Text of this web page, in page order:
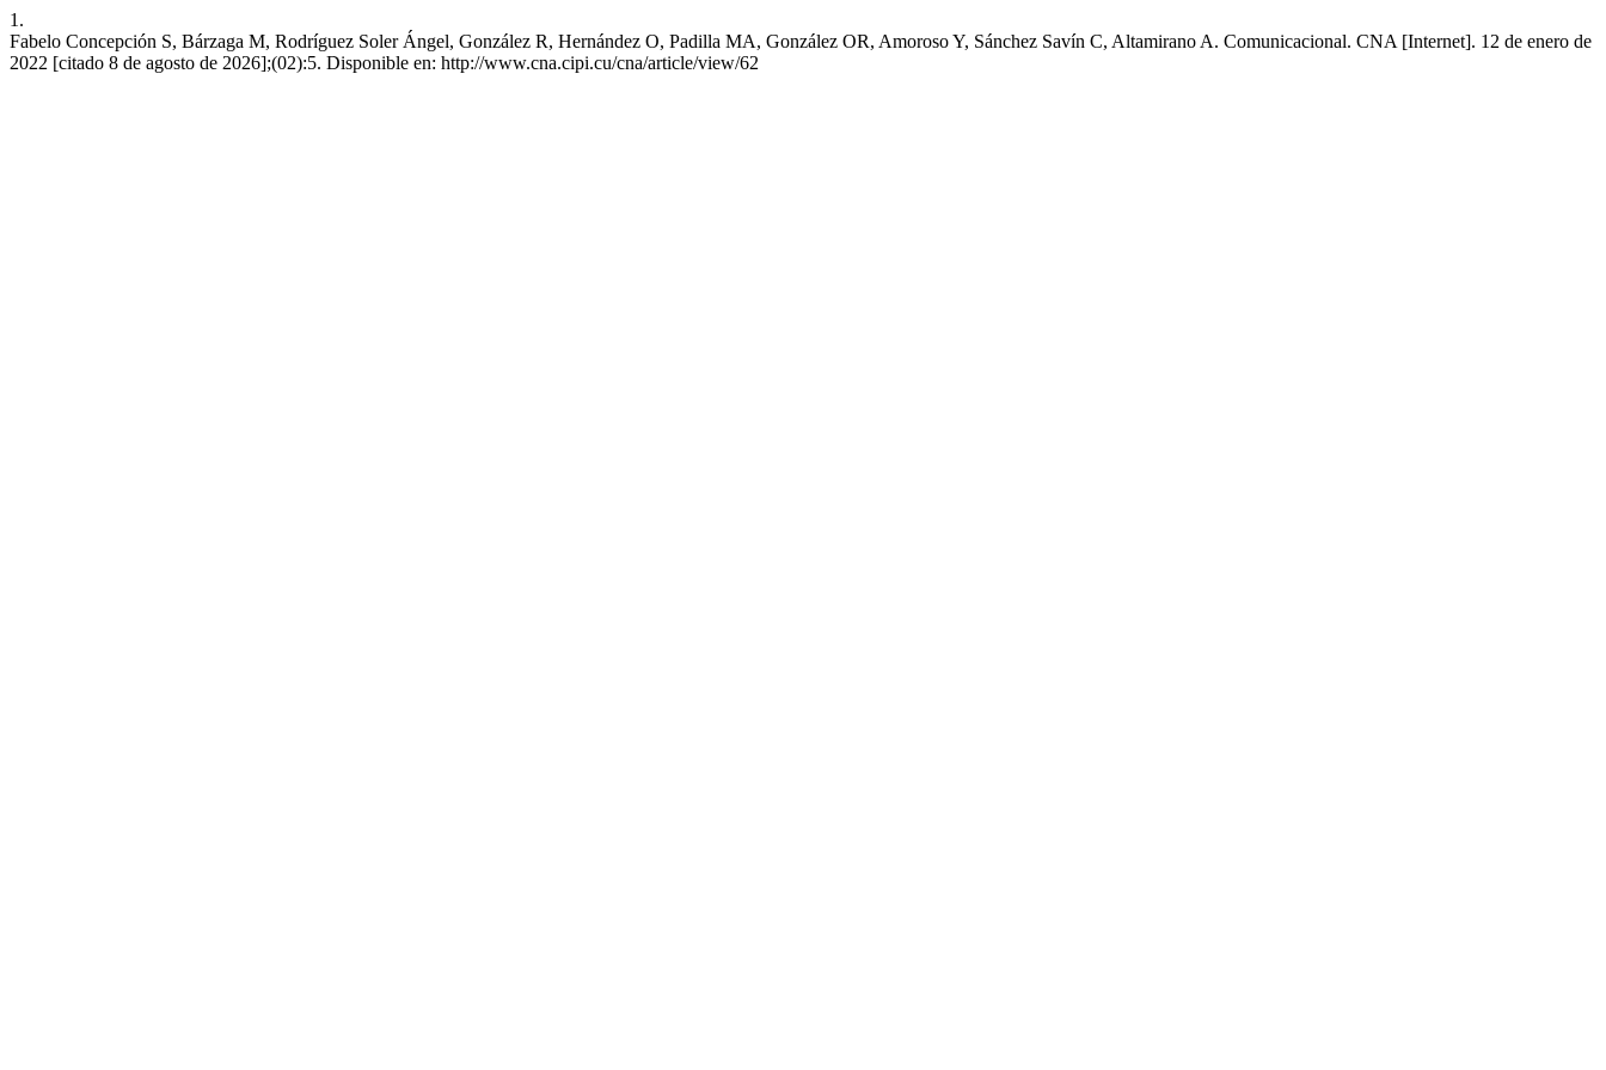
1.
Fabelo Concepción S, Bárzaga M, Rodríguez Soler Ángel, González R, Hernández O, Padilla MA, González OR, Amoroso Y, Sánchez Savín C, Altamirano A. Comunicacional. CNA [Internet]. 12 de enero de
2022 [citado 8 de agosto de 2026];(02):5. Disponible en: http://www.cna.cipi.cu/cna/article/view/62